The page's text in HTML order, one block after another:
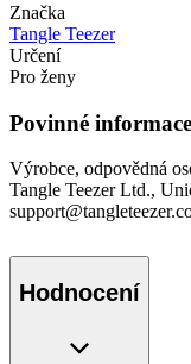
Značka
Tangle Teezer
Určení
Pro ženy
Povinné informace
Výrobce, odpovědná
Tangle Teezer Ltd.,
Hodnocení